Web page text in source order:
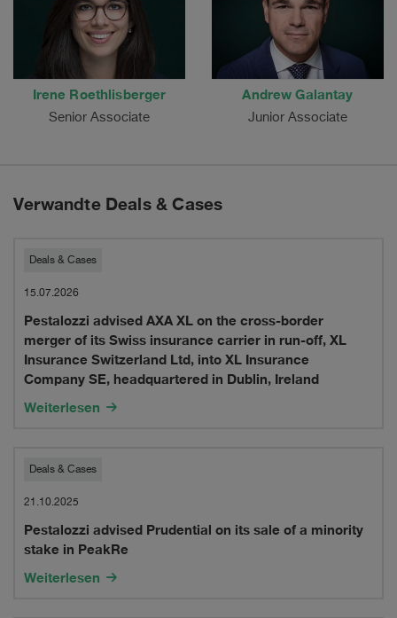
Irene Roethlisberger
Senior Associate
Andrew Galantay
Junior Associate
Verwandte Deals & Cases
Pestalozzi
advised
AXA
XL
on
merger
of
its
Deals & Cases
15.07.2026
Pestalozzi advised AXA XL on the cross-border
merger of its Swiss insurance carrier in run-off, XL
Insurance Switzerland Ltd, into XL Insurance
Company SE, headquartered in Dublin, Ireland
Weiterlesen
Pestalozzi
advised
Prudential
on
Deals & Cases
21.10.2025
Pestalozzi advised Prudential on its sale of a minority
stake in PeakRe
Weiterlesen